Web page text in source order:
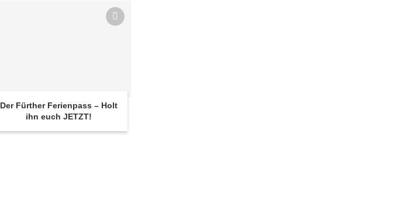
Der Fürther Ferienpass – Holt
ihn euch JETZT!